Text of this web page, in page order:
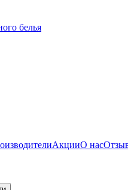
белья
АкцииО нас